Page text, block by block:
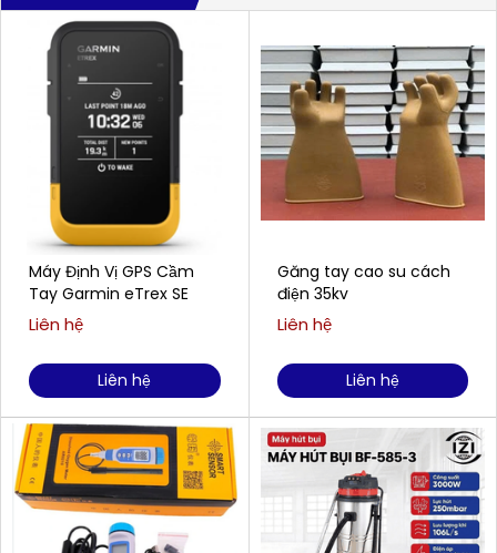
Máy Định Vị GPS Cầm
Tay Garmin eTrex SE
Liên hệ
Liên hệ
Găng tay cao su cách
điện 35kv
Liên hệ
Liên hệ